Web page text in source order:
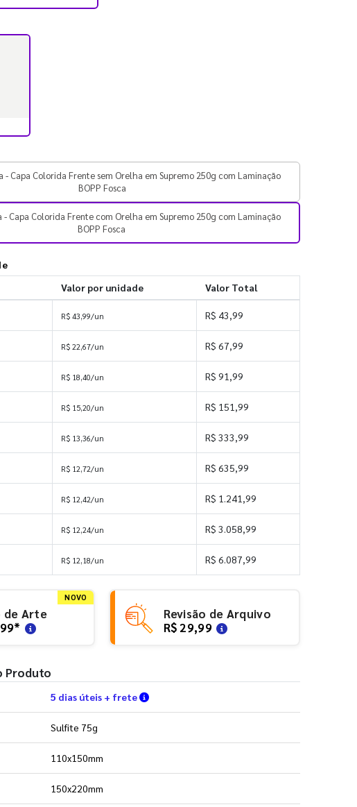
- Capa Colorida Frente sem Orelha em Supremo 250g com Laminação
BOPP Fosca
Capa Colorida Frente com Orelha em Supremo 250g com Laminação
BOPP Fosca
Valor por unidade Valor Total
R$ 43,99/un R$ 43,99
R$ 22,67/un R$ 67,99
R$ 18,40/un R$ 91,99
R$ 15,20/un R$ 151,99
R$ 13,36/un R$ 333,99
R$ 12,72/un R$ 635,99
R$ 12,42/un R$ 1.241,99
R$ 12,24/un R$ 3.058,99
R$ 12,18/un R$ 6.087,99
NOVO
de Arte
*
Revisão de Arquivo
R$ 29,99
Produto
5 dias úteis + frete Verifique as condições de entrega
Sulfite 75g
110x150mm
150x220mm